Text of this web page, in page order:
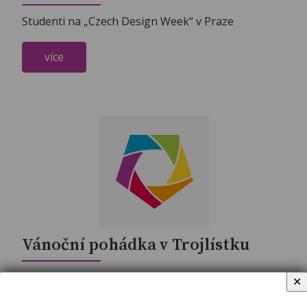
Studenti na „Czech Design Week“ v Praze
více
Vánoční pohádka v Trojlístku
Vánoční pohádka v Trojlístku ✕